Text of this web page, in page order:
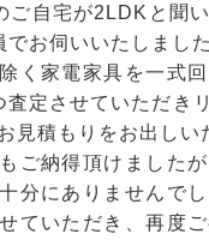
ご自宅が2LDKと聞
お伺いいたしました
く家電家具を一式
査定させていただき
見積もりをお出しい
ご納得頂けました
分にありませんで
ていただき、再度